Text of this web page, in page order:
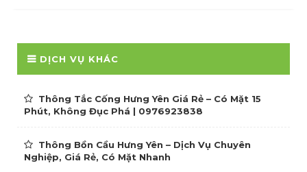
DỊCH VỤ KHÁC
Thông Tắc Cống Hưng Yên Giá Rẻ – Có Mặt 15
Phút, Không Đục Phá | 0976923838
Thông Bồn Cầu Hưng Yên – Dịch Vụ Chuyên
Nghiệp, Giá Rẻ, Có Mặt Nhanh